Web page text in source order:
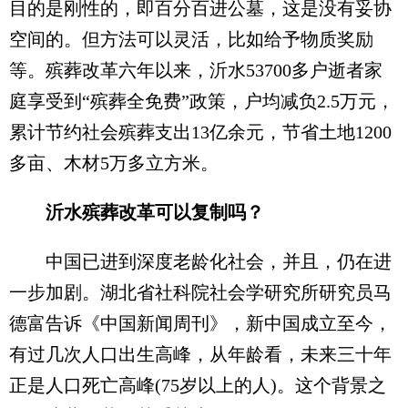
目的是刚性的，即百分百进公墓，这是没有妥协
空间的。但方法可以灵活，比如给予物质奖励
等。殡葬改革六年以来，沂水53700多户逝者家
庭享受到“殡葬全免费”政策，户均减负2.5万元，
累计节约社会殡葬支出13亿余元，节省土地1200
多亩、木材5万多立方米。
沂水殡葬改革可以复制吗？
中国已进到深度老龄化社会，并且，仍在进
一步加剧。湖北省社科院社会学研究所研究员马
德富告诉《中国新闻周刊》，新中国成立至今，
有过几次人口出生高峰，从年龄看，未来三十年
正是人口死亡高峰(75岁以上的人)。这个背景之